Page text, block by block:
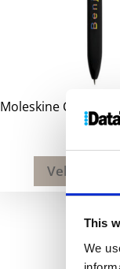
This
We
Moleskine Classic
200kr
Velg